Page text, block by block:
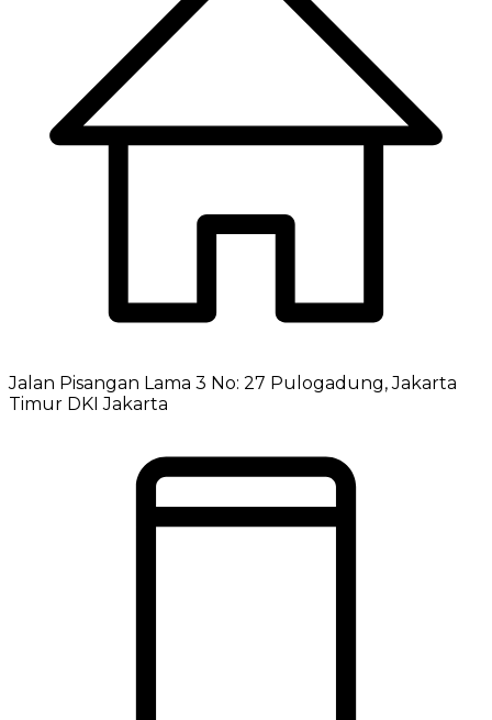
Jalan Pisangan Lama 3 No: 27 Pulogadung, Jakarta
Timur DKI Jakarta